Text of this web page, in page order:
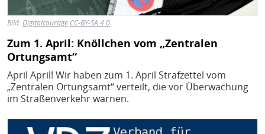
Bild:Digitalcourage CC-BY-SA 4.0
Zum 1. April: Knöllchen vom „Zentralen
Ortungsamt“
April April! Wir haben zum 1. April Strafzettel vom
„Zentralen Ortungsamt“ verteilt, die vor Überwachung
im Straßenverkehr warnen.
Bild